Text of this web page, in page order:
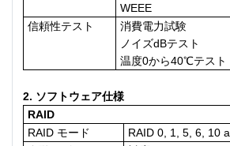
WEEE
信頼性テスト
消費電力試験
ノイズdBテスト
温度0から40℃テスト
2. ソフトウェア仕様
RAID
RAID モード
RAID 0, 1, 5, 6, 10